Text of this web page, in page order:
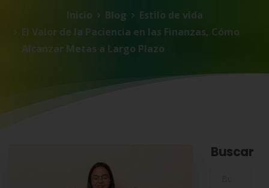
Inicio Blog
Estilo de vida
El Valor de la Paciencia en las Finanzas, Cómo
Alcanzar Metas a Largo Plazo
Buscar